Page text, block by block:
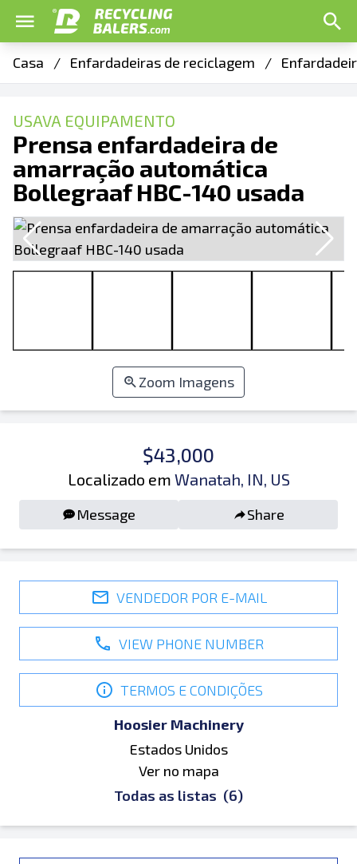
Casa / Enfardadeiras de reciclagem /
USAVA EQUIPAMENTO
Prensa enfardadeira de
amarração automática
Bollegraaf HBC-140 usada
Zoom Imagens
$43,000
Localizado em Wanatah, IN, US
Message Share
VENDEDOR POR E-MAIL
VIEW PHONE NUMBER
TERMOS E CONDIÇÕES
Hoosier Machinery
Estados Unidos
Ver no mapa
Todas as listas (6)